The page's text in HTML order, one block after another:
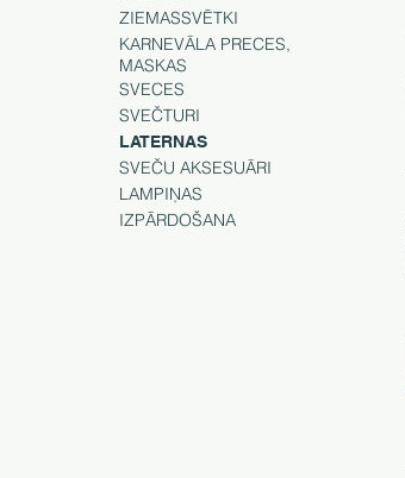
ZIEMASSVĒTKI
KARNEVĀLA PRECES,
MASKAS
SVECES
SVEČTURI
LATERNAS
SVEČU AKSESUĀRI
LAMPIŅAS
IZPĀRDOŠANA